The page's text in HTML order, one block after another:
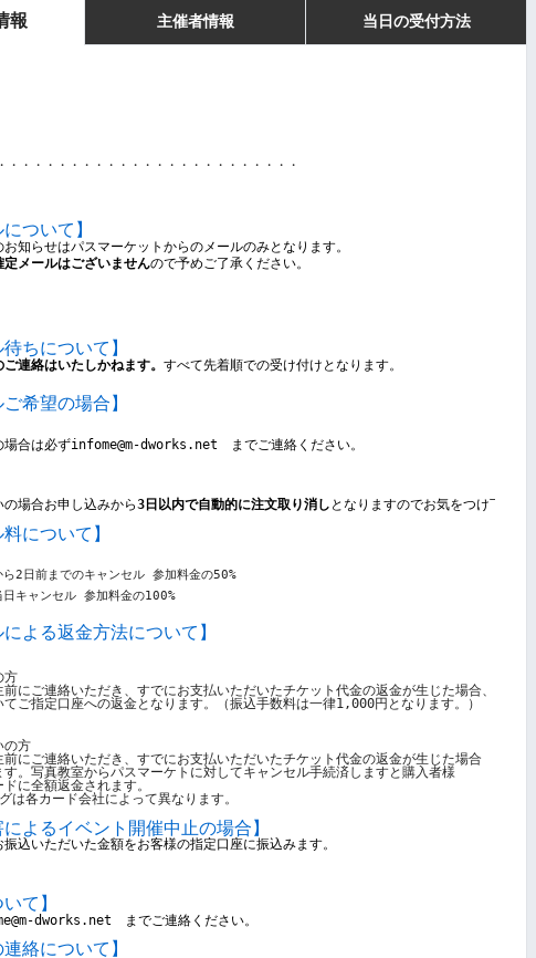
報 主催者情報 当日の受付方法
・・・・・・・・・・・・・・・・・・・・・・・・
ついて】
知らせはパスマーケットからのメールのみとなります。
定メールはございませんので予めご了承ください。
ちについて】
連絡はいたしかねます。 すべて先着順での受け付けとなります。
希望の場合】
場合は必ずinfome@m-dworks.net　までご連絡ください。
の場合お申し込みから3日以内で自動的に注文取り消し となりますのでお気をつけ下さい。
について】
ら2日前までのキャンセル 参加料金の50%
日キャンセル 参加料金の100%
による返金方法について】
方
にご連絡いただき、すでにお支払いただいたチケット代金の返金が生じた場合、
ご指定口座への返金となります。（振込手数料は一律1,000円となります。 ）
の方
前にご連絡いただき、すでにお支払いただいたチケット代金の返金が生じた場合
。写真教室からパスマーケトに対してキャンセル手続済しますと購入者様
に全額返金されます。
は各カード会社によって異なります。
よるイベント開催中止の場合】
込いただいた金額をお客様の指定口座に振込みます。
て】
dworks.net　までご連絡ください。
絡について】